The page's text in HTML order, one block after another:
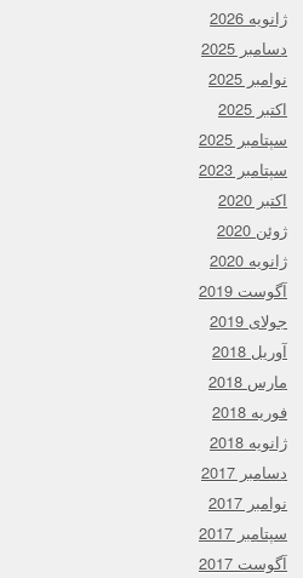
ژانویه 2026
دسامبر 2025
نوامبر 2025
اکتبر 2025
سپتامبر 2025
سپتامبر 2023
اکتبر 2020
ژوئن 2020
ژانویه 2020
آگوست 2019
جولای 2019
آوریل 2018
مارس 2018
فوریه 2018
ژانویه 2018
دسامبر 2017
نوامبر 2017
سپتامبر 2017
آگوست 2017